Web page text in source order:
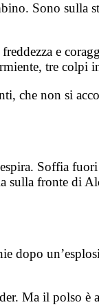
Sono sulla
e
tre colpi
che non si
Soffia
sulla fronte di
dopo
Ma il polso è